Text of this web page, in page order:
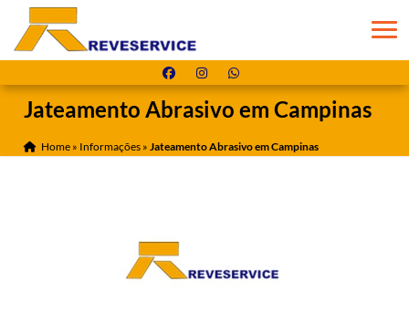
Jateamento Abrasivo em Campinas
Home » Informações »Jateamento Abrasivo em Campinas